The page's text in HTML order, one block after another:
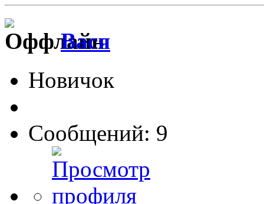
Вася
Новичок
Сообщений: 9